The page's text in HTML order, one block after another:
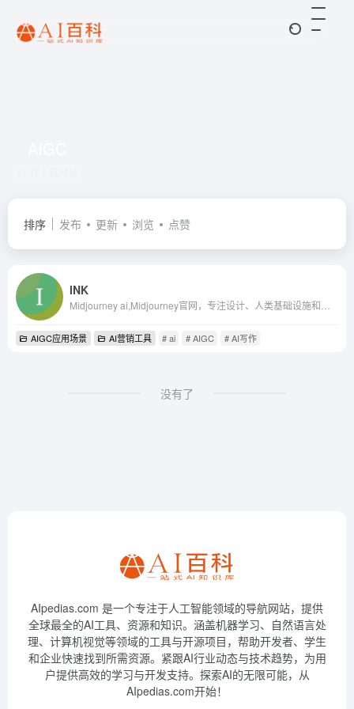
排序 发布 更新 浏览 点赞
INK
AIGC应用场景 AI营销工具 # ai # AIGC # AI写作
没有了
AIpedias.com 是一个专注于人工智能领域的导航网站，提供
全球最全的AI工具、资源和知识。涵盖机器学习、自然语言处
理、计算机视觉等领域的工具与开源项目，帮助开发者、学生
和企业快速找到所需资源。紧跟AI行业动态与技术趋势，为用
户提供高效的学习与开发支持。探索AI的无限可能，从
AIpedias.com开始！